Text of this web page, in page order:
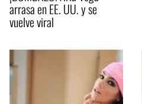
arrasa en EE. UU. y se
vuelve viral